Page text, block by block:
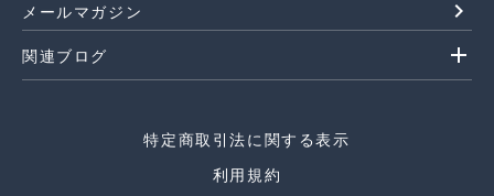
メールマガジン navigate_next
関連ブログ add
特定商取引法に関する表示
利用規約